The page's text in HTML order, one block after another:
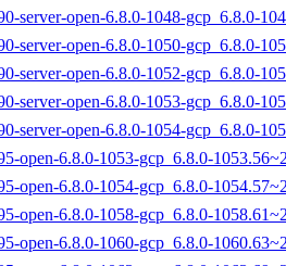
server-open-6.8.0-1048-gcp_6.8.0-
server-open-6.8.0-1050-gcp_6.8.0-
server-open-6.8.0-1052-gcp_6.8.0-
server-open-6.8.0-1053-gcp_6.8.0-
server-open-6.8.0-1054-gcp_6.8.0-
open-6.8.0-1053-gcp_6.8.0-
open-6.8.0-1054-gcp_6.8.0-
open-6.8.0-1058-gcp_6.8.0-
open-6.8.0-1060-gcp_6.8.0-